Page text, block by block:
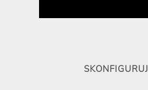
SKONFIGURUJ